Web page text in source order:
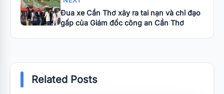
Đua xe Cần Thơ xảy ra tai nạn và chỉ đạo
gấp của Giám đốc công an Cần Thơ
Related Posts